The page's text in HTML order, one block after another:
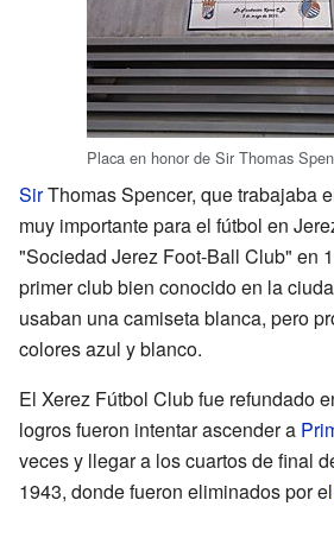
Placa en honor de Sir Thomas
SirThomas Spencer, que trabajaba
muy importante para el fútbol en
"Sociedad Jerez Foot-Ball Club" en
primer club bien conocido en la
usaban una camiseta blanca, pero
colores azul y blanco.
El Xerez Fútbol Club fue refundado
logros fueron intentar ascender a
veces y llegar a los cuartos de final
1943, donde fueron eliminados por el